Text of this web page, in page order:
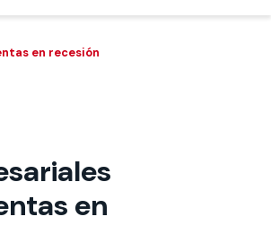
en recesión
en